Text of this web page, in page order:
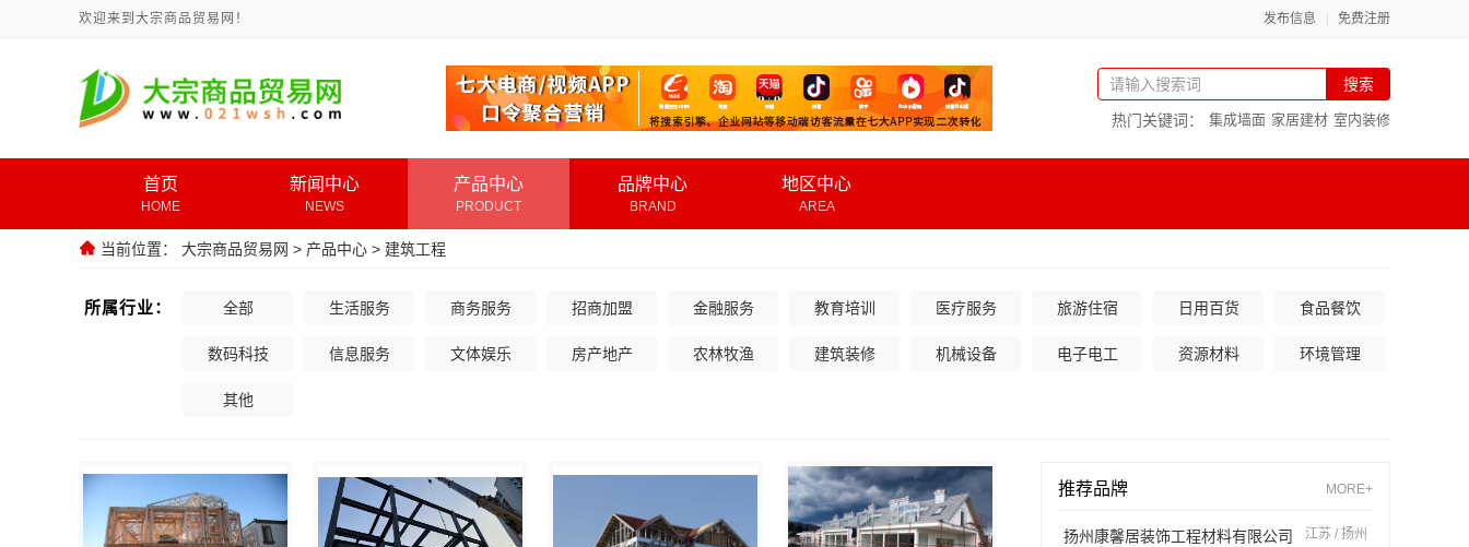
欢迎来到大宗商品贸易网！ 发布信息 免费注册
搜索
热门关键词： 集成墙面 家居建材 室内装修
首页
HOME
新闻中心
NEWS
产品中心
PRODUCT
品牌中心
BRAND
地区中心
AREA
当前位置： 大宗商品贸易网 > 产品中心 > 建筑工程
所属行业： 全部 生活服务 商务服务 招商加盟 金融服务 教育培训 医疗服务 旅游住宿 日用百货 食品餐饮
数码科技 信息服务 文体娱乐 房产地产 农林牧渔 建筑装修 机械设备 电子电工 资源材料 环境管理
其他
推荐品牌 MORE+
扬州康馨居装饰工程材料有限公司 江苏 / 扬州